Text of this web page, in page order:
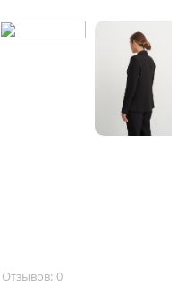
Отзывов: 0